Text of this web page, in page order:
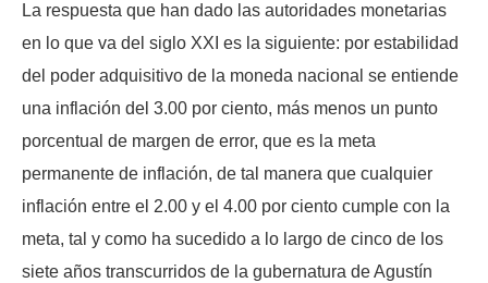
La respuesta que han dado las autoridades monetarias
en lo que va del siglo XXI es la siguiente: por estabilidad
del poder adquisitivo de la moneda nacional se entiende
una inflación del 3.00 por ciento, más menos un punto
porcentual de margen de error, que es la meta
permanente de inflación, de tal manera que cualquier
inflación entre el 2.00 y el 4.00 por ciento cumple con la
meta, tal y como ha sucedido a lo largo de cinco de los
siete años transcurridos de la gubernatura de Agustín